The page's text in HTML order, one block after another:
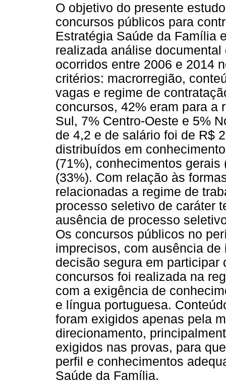
O objetivo do presente
concursos públicos para
Estratégia Saúde da Família
realizada análise
ocorridos entre 2006 e 2014
critérios: macrorregião,
vagas e regime de
concursos, 42% eram para a
Sul, 7% Centro-Oeste e 5%
de 4,2 e de salário foi de R$
distribuídos em
(71%), conhecimentos
(33%). Com relação às
relacionadas a regime de
processo seletivo de caráter
ausência de processo
Os concursos públicos no
imprecisos, com ausência
decisão segura em participar
concursos foi realizada na
com a exigência de
e língua portuguesa.
foram exigidos apenas pela
direcionamento,
exigidos nas provas, para
perfil e conhecimentos
Saúde da Família.